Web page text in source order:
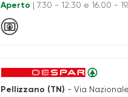
Aperto
| 7.30 - 12.30 e 16.00 -
Pellizzano (TN) - Via